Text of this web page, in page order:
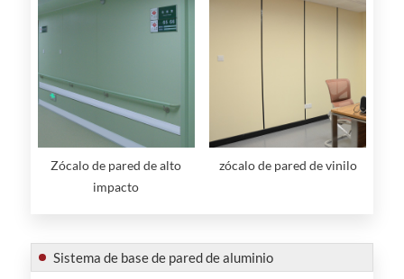
Zócalo de pared de alto
impacto
zócalo de pared de vinilo
Sistema de base de pared de aluminio